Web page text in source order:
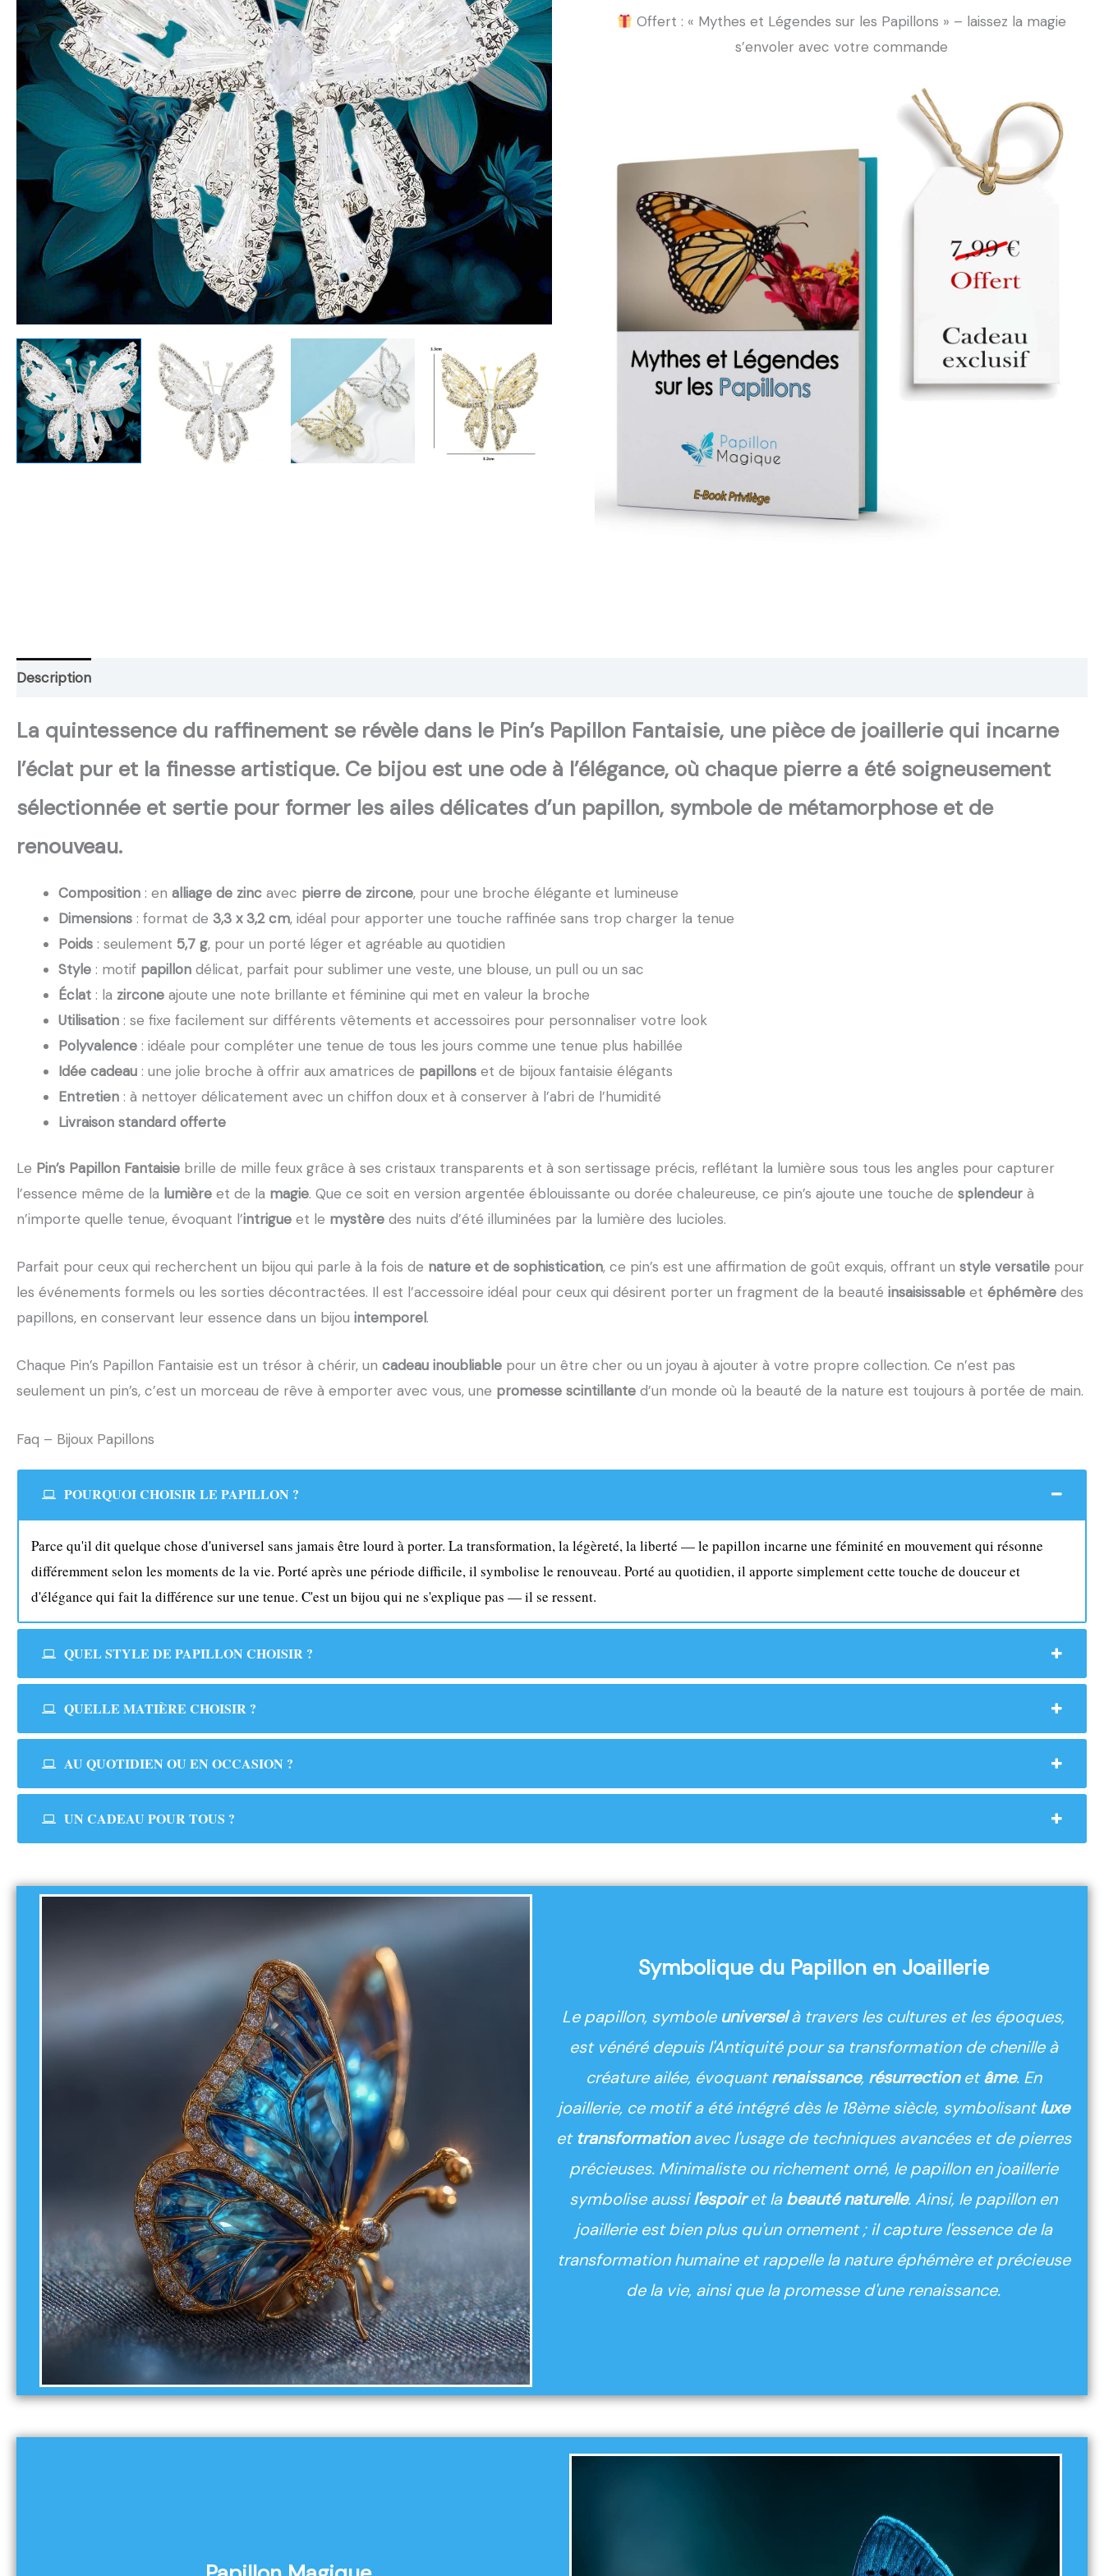
Offert : « Mythes et Légendes sur les Papillons » – laissez la magie
s’envoler avec votre commande
Description
La quintessence du raffinement se révèle dans le Pin’s Papillon Fantaisie, une pièce de joaillerie qui incarne
l’éclat pur et la finesse artistique. Ce bijou est une ode à l’élégance, où chaque pierre a été soigneusement
sélectionnée et sertie pour former les ailes délicates d’un papillon, symbole de métamorphose et de
renouveau.
Composition : en alliage de zinc avec pierre de zircone, pour une broche élégante et lumineuse
Dimensions : format de 3,3 x 3,2 cm, idéal pour apporter une touche raffinée sans trop charger la tenue
Poids : seulement 5,7 g, pour un porté léger et agréable au quotidien
Style : motif papillon délicat, parfait pour sublimer une veste, une blouse, un pull ou un sac
Éclat : la zircone ajoute une note brillante et féminine qui met en valeur la broche
Utilisation : se fixe facilement sur différents vêtements et accessoires pour personnaliser votre look
Polyvalence : idéale pour compléter une tenue de tous les jours comme une tenue plus habillée
Idée cadeau : une jolie broche à offrir aux amatrices de papillons et de bijoux fantaisie élégants
Entretien : à nettoyer délicatement avec un chiffon doux et à conserver à l’abri de l’humidité
Livraison standard offerte
Le Pin’s Papillon Fantaisie brille de mille feux grâce à ses cristaux transparents et à son sertissage précis, reflétant la lumière sous tous les angles pour capturer
l’essence même de la lumière et de la magie. Que ce soit en version argentée éblouissante ou dorée chaleureuse, ce pin’s ajoute une touche de splendeur à
n’importe quelle tenue, évoquant l’intrigue et le mystère des nuits d’été illuminées par la lumière des lucioles.
Parfait pour ceux qui recherchent un bijou qui parle à la fois de nature et de sophistication, ce pin’s est une affirmation de goût exquis, offrant un style versatile pour
les événements formels ou les sorties décontractées. Il est l’accessoire idéal pour ceux qui désirent porter un fragment de la beauté insaisissable et éphémère des
papillons, en conservant leur essence dans un bijou intemporel.
Chaque Pin’s Papillon Fantaisie est un trésor à chérir, un cadeau inoubliable pour un être cher ou un joyau à ajouter à votre propre collection. Ce n’est pas
seulement un pin’s, c’est un morceau de rêve à emporter avec vous, une promesse scintillante d’un monde où la beauté de la nature est toujours à portée de main.
Faq – Bijoux Papillons
POURQUOI CHOISIR LE PAPILLON ?
Parce qu'il dit quelque chose d'universel sans jamais être lourd à porter. La transformation, la légèreté, la liberté — le papillon incarne une féminité en mouvement qui résonne
différemment selon les moments de la vie. Porté après une période difficile, il symbolise le renouveau. Porté au quotidien, il apporte simplement cette touche de douceur et
d'élégance qui fait la différence sur une tenue. C'est un bijou qui ne s'explique pas — il se ressent.
QUEL STYLE DE PAPILLON CHOISIR ?
QUELLE MATIÈRE CHOISIR ?
AU QUOTIDIEN OU EN OCCASION ?
UN CADEAU POUR TOUS ?
Symbolique du Papillon en Joaillerie
Le papillon, symbole universelà travers les cultures et les époques,
est vénéré depuis l'Antiquité pour sa transformation de chenille à
créature ailée, évoquantrenaissance, résurrectionetâme. En
joaillerie, ce motif a été intégré dès le 18ème siècle, symbolisantluxe
et transformationavec l'usage de techniques avancées et de pierres
précieuses. Minimaliste ou richement orné, le papillon en joaillerie
symbolise aussil'espoiret labeauté naturelle. Ainsi, le papillon en
joaillerie est bien plus qu'un ornement ; il capture l'essence de la
transformation humaine et rappelle la nature éphémère et précieuse
de la vie, ainsi que la promesse d'une renaissance.